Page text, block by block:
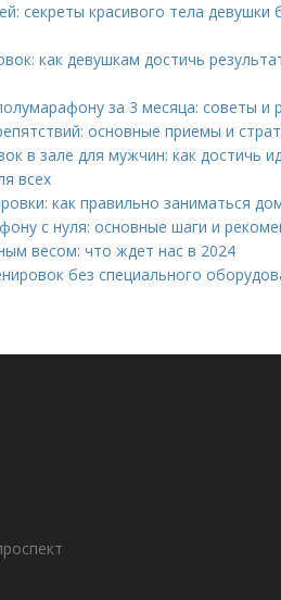
секреты красивого тела девушки
как девушкам достичь
за 3 месяца: советы и
основные приемы и
в зале для мужчин: как достичь
всех
как правильно заниматься
с нуля: основные шаги и
весом: что ждет нас в 2024
без специального